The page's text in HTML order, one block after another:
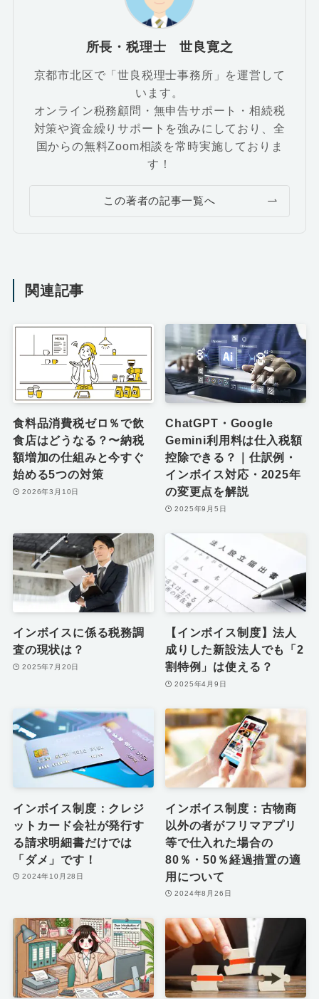
所長・税理士 世良寛之
京都市北区で「世良税理士事務所」を運営して
います。
オンライン税務顧問・無申告サポート・相続税
対策や資金繰りサポートを強みにしており、全
国からの無料Zoom相談を常時実施しておりま
す！
この著者の記事一覧へ
関連記事
食料品消費税ゼロ％で飲
食店はどうなる？〜納税
額増加の仕組みと今すぐ
始める5つの対策
2026年3月10日
ChatGPT・Google
Gemini利用料は仕入税額
控除できる？｜仕訳例・
インボイス対応・2025年
の変更点を解説
2025年9月5日
インボイスに係る税務調
査の現状は？
2025年7月20日
【インボイス制度】法人
成りした新設法人でも「2
割特例」は使える？
2025年4月9日
インボイス制度：クレジ
ットカード会社が発行す
る請求明細書だけでは
「ダメ」です！
2024年10月28日
インボイス制度：古物商
以外の者がフリマアプリ
等で仕入れた場合の
80％・50％経過措置の適
用について
2024年8月26日